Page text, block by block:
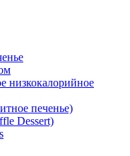
низкокалорийное
печенье)
Dessert)